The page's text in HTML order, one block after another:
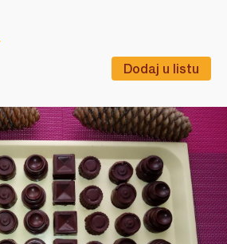
Dodaj u listu